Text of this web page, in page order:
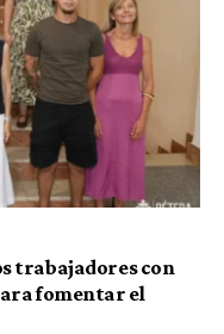
trabajadores con
fomentar el